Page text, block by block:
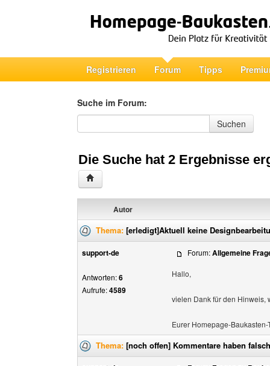
Registrieren Forum Tipps
Suche im Forum:
Suche im Forum
Suchen
Die Suche hat 2 Ergebnisse
Autor
Thema: [erledigt]Aktuell keine
support-de
Antworten:6
Aufrufe:4589
Forum:Allgemeine
Hallo,
vielen Dank für den
Eurer Homepage-Baukasten-
Thema: [noch offen] Kommentare haben